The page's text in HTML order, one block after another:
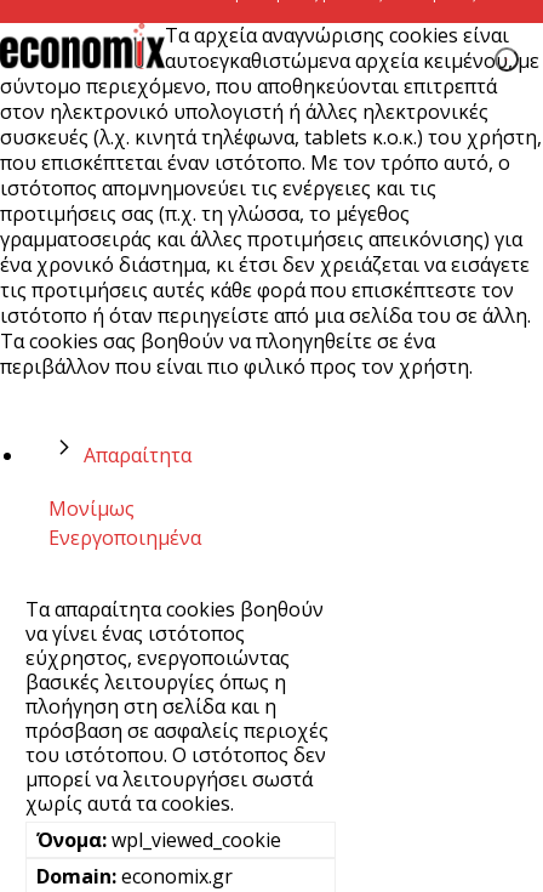
Τα αρχεία αναγνώρισης cookies είναι
αυτοεγκαθιστώμενα αρχεία κειμένου, με
σύντομο περιεχόμενο, που αποθηκεύονται επιτρεπτά
στον ηλεκτρονικό υπολογιστή ή άλλες ηλεκτρονικές
συσκευές (λ.χ. κινητά τηλέφωνα, tablets κ.ο.κ.) του χρήστη,
που επισκέπτεται έναν ιστότοπο. Με τον τρόπο αυτό, ο
ιστότοπος απομνημονεύει τις ενέργειες και τις
προτιμήσεις σας (π.χ. τη γλώσσα, το μέγεθος
γραμματοσειράς και άλλες προτιμήσεις απεικόνισης) για
ένα χρονικό διάστημα, κι έτσι δεν χρειάζεται να εισάγετε
τις προτιμήσεις αυτές κάθε φορά που επισκέπτεστε τον
ιστότοπο ή όταν περιηγείστε από μια σελίδα του σε άλλη.
Τα cookies σας βοηθούν να πλοηγηθείτε σε ένα
περιβάλλον που είναι πιο φιλικό προς τον χρήστη.
Απαραίτητα
Μονίμως
Ενεργοποιημένα
Τα απαραίτητα cookies βοηθούν
να γίνει ένας ιστότοπος
εύχρηστος, ενεργοποιώντας
βασικές λειτουργίες όπως η
πλοήγηση στη σελίδα και η
πρόσβαση σε ασφαλείς περιοχές
του ιστότοπου. Ο ιστότοπος δεν
μπορεί να λειτουργήσει σωστά
χωρίς αυτά τα cookies.
wpl_viewed_cookie
economix.gr